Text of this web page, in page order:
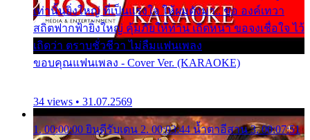
เท่านั้นยิ่งใหญ่ ที่เป็นแรงใจ ให้ผมดังมา.. ขอ องค์เทวา
สถิตฟากฟ้ายิ่งใหญ่ คุ้มภัยให้ท่าน เถิดหนา ขอจงเชื่อใจ ไว้
เถิดว่า ตราบชั่วชีวา ไม่ลืมแฟนเพลง
ขอบคุณแฟนเพลง - Cover Ver. (KARAOKE)
34 views • 31.07.2569
1. 00:00:00 ยินดีรับเดน 2. 00:03:44 น้ำตาอีสาน 3. 00:07:51